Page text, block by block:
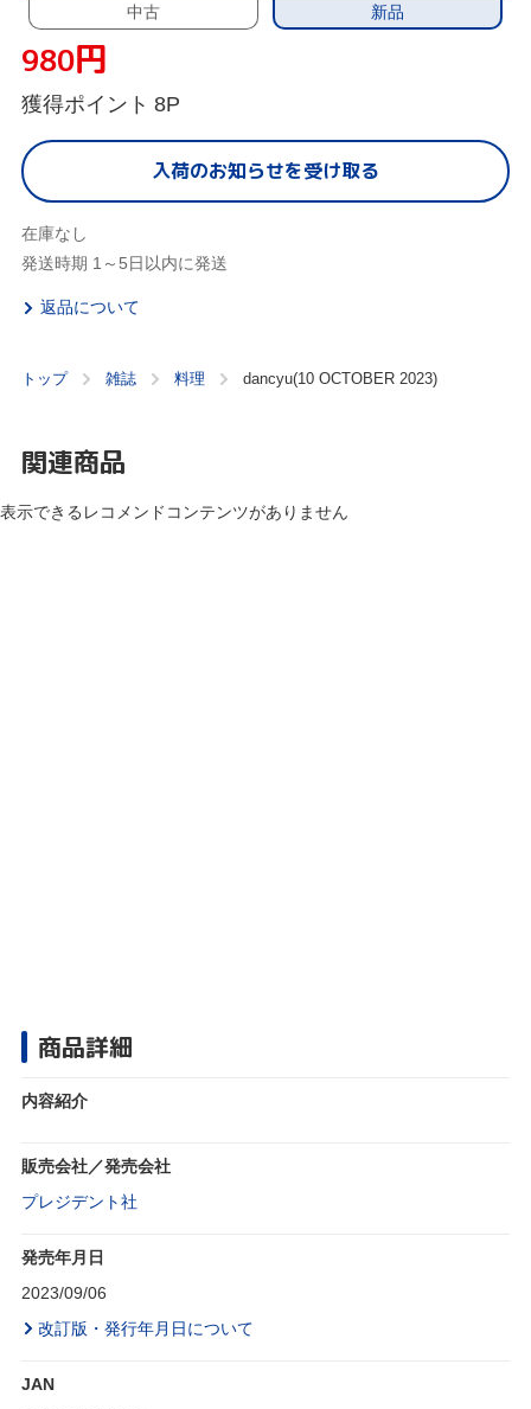
中古 新品
980円
獲得ポイント 8P
入荷のお知らせを受け取る
在庫なし
発送時期 1～5日以内に発送
返品について
トップ 雑誌 料理 dancyu(10 OCTOBER 2023)
関連商品
表示できるレコメンドコンテンツがありません
商品詳細
内容紹介
販売会社／発売会社
プレジデント社
発売年月日
2023/09/06
改訂版・発行年月日について
JAN